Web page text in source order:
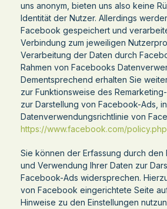
uns anonym, bieten uns also keine
Identität der Nutzer. Allerdings
Facebook gespeichert und
Verbindung zum jeweiligen
Verarbeitung der Daten durch
Rahmen von Facebooks
Dementsprechend erhalten Sie
zur Funktionsweise des
zur Darstellung von Facebook-Ads,
Datenverwendungsrichtlinie von
https://www.facebook.com/policy.php
Sie können der Erfassung durch den
und Verwendung Ihrer Daten zur
Facebook-Ads widersprechen.
von Facebook eingerichtete Seite
Hinweise zu den Einstellungen